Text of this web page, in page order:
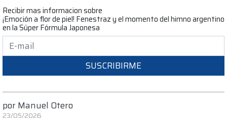
Recibir mas informacion sobre
¡Emoción a flor de piel! Fenestraz y el momento del himno argentino
en la Súper Fórmula Japonesa
SUSCRIBIRME
por Manuel Otero
23/05/2026